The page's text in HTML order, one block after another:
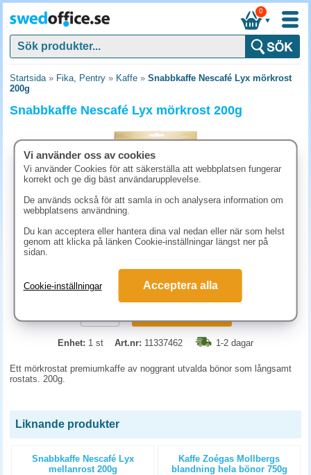
▼
0
Startsida» Fika, Pentry » Kaffe » Snabbkaffe Nescafé Lyx mörkrost
200g
Snabbkaffe Nescafé Lyx mörkrost 200g
223.80 kr (inkl. moms)
Enhet: 1 st Art.nr: 11337462 1-2 dagar
Ett mörkrostat premiumkaffe av noggrant utvalda bönor som långsamt
rostats. 200g.
Liknande produkter
Snabbkaffe Nescafé Lyx
mellanrost 200g
Kaffe Zoégas Mollbergs
blandning hela bönor 750g
Vi använder oss av cookies
Vi använder Cookies för att säkerställa att webbplatsen fungerar
korrekt och ge dig bäst användarupplevelse.
De används också för att samla in och analysera information om
webbplatsens användning.
Du kan acceptera eller hantera dina val nedan eller när som helst
genom att klicka på länken Cookie-inställningar längst ner på
sidan.
Cookie-inställningar Acceptera alla